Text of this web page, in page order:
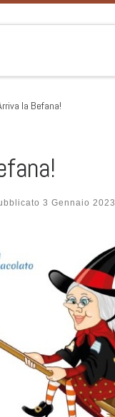
la Befana!
3 Gennaio 2023